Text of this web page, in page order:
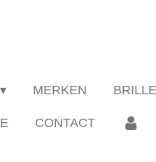
MERKEN
CONTACT